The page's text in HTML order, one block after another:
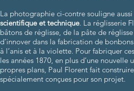
La photographie ci-contre souligne
scientifique et technique. La réglisserie
bâtons de réglisse, de la pâte de
d’innover dans la fabrication de
à l’anis et à la violette. Pour fabriquer
les années 1870, en plus d’une nouvelle
propres plans, Paul Florent fait
spécialement conçues pour son projet.